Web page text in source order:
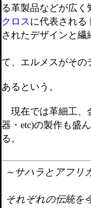
る革製品などが広
クロスに代表される
されたデザインと
て、エルメスがその
あるという。
現在では革細工、
器・etc)の製作も盛
る。
～サハラとアフリ
それぞれの伝統を